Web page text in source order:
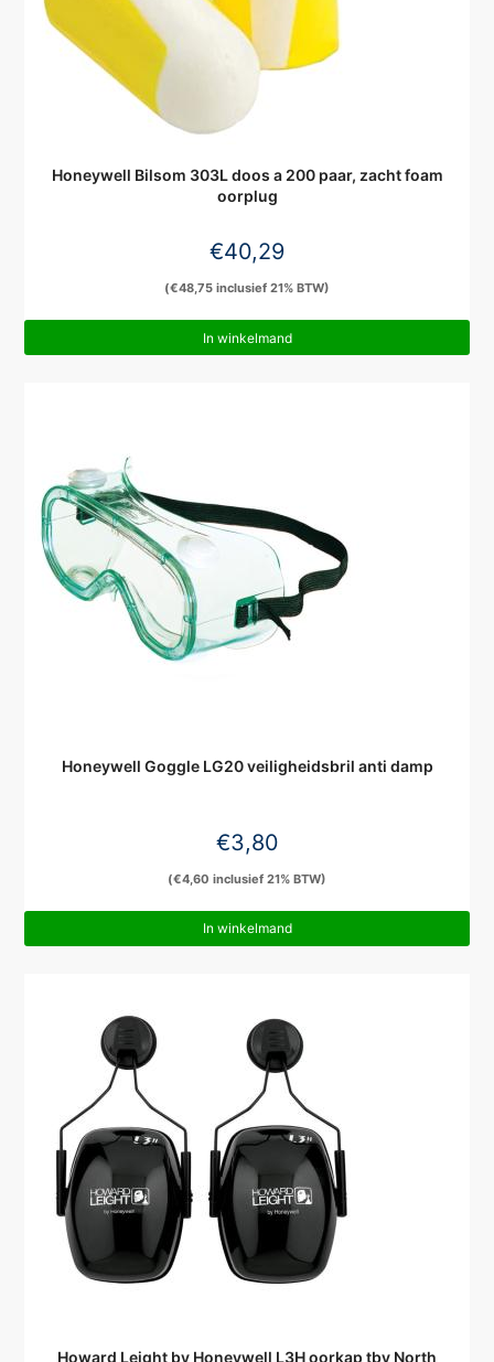
Honeywell Bilsom 303L doos a 200 paar, zacht foam
oorplug
€40,29
(€48,75 inclusief 21% BTW)
In winkelmand
Honeywell Goggle LG20 veiligheidsbril anti damp
€3,80
(€4,60 inclusief 21% BTW)
In winkelmand
Howard Leight by Honeywell L3H oorkap tbv North